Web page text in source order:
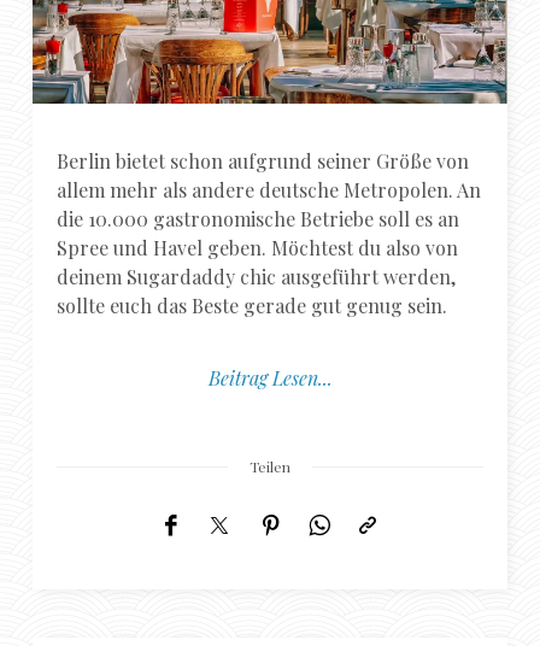
Berlin bietet schon aufgrund seiner Größe von
allem mehr als andere deutsche Metropolen. An
die 10.000 gastronomische Betriebe soll es an
Spree und Havel geben. Möchtest du also von
deinem Sugardaddy chic ausgeführt werden,
sollte euch das Beste gerade gut genug sein.
Beitrag Lesen...
Teilen